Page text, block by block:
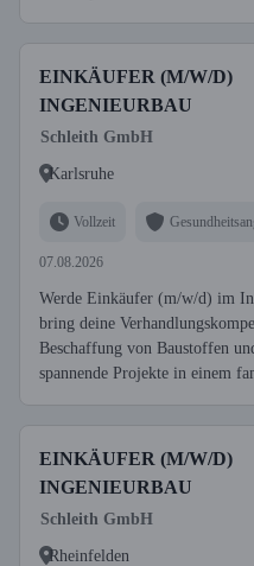
EINKÄUFER (M/W/D)
INGENIEURBAU
Schleith GmbH
Karlsruhe
Vollzeit
07.08.2026
Werde Einkäufer (m/w/d) im
bring deine
Beschaffung von Baustoffen
spannende Projekte in einem
EINKÄUFER (M/W/D)
INGENIEURBAU
Schleith GmbH
Rheinfelden